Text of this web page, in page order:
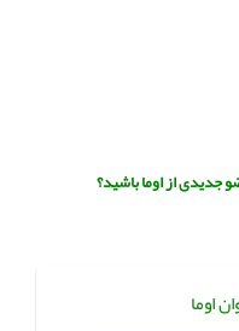
جدیدی از اوما باشید؟
اوما